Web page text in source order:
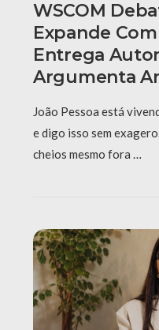
WSCOM
Expande
Entrega
Argumenta
João Pessoa está
e digo isso sem
cheios mesmo fora …